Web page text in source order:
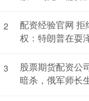
2
配资经验官网 拒
权：特朗普在耍
3
股票期货配资公
暗杀，俄军师长